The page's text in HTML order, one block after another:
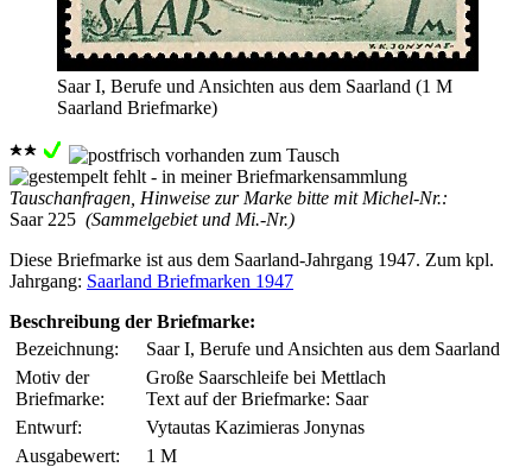
Saar I, Berufe und Ansichten aus dem Saarland (1 M
Saarland Briefmarke)
Tauschanfragen, Hinweise zur Marke bitte mit Michel-Nr.:
Saar 225 (Sammelgebiet und Mi.-Nr.)
Diese Briefmarke ist aus dem Saarland-Jahrgang 1947. Zum kpl.
Jahrgang: Saarland Briefmarken 1947
Beschreibung der Briefmarke:
Bezeichnung:
Saar I, Berufe und Ansichten aus dem Saarland
Motiv der
Briefmarke:
Große Saarschleife bei Mettlach
Text auf der Briefmarke: Saar
Entwurf:
Vytautas Kazimieras Jonynas
Ausgabewert:
1 M